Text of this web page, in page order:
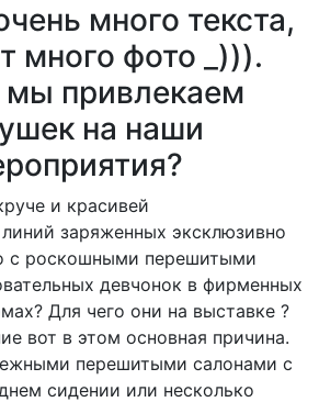
много текста,
много фото _))).
привлекаем
на наши
и красивей
заряженных эксклюзивно
с роскошными перешитыми
девчонок в фирменных
Для чего они на выставке ?
вот в этом основная причина.
перешитыми салонами с
сидении или несколько